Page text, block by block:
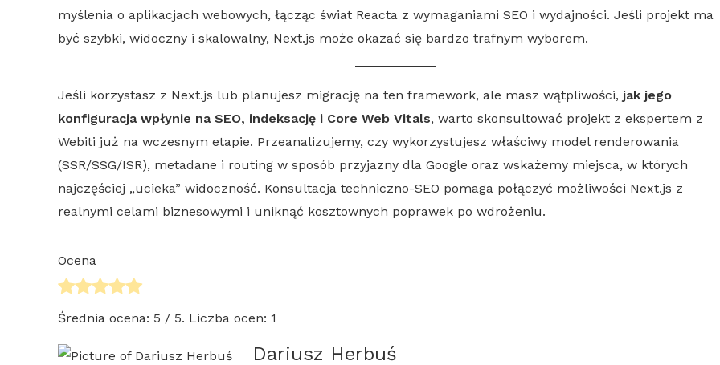
myślenia o aplikacjach webowych, łącząc świat Reacta z wymaganiami SEO i wydajności. Jeśli projekt ma
być szybki, widoczny i skalowalny, Next.js może okazać się bardzo trafnym wyborem.
Jeśli korzystasz z Next.js lub planujesz migrację na ten framework, ale masz wątpliwości, jak jego
konfiguracja wpłynie na SEO, indeksację i Core Web Vitals, warto skonsultować projekt z ekspertem z
Webiti już na wczesnym etapie. Przeanalizujemy, czy wykorzystujesz właściwy model renderowania
(SSR/SSG/ISR), metadane i routing w sposób przyjazny dla Google oraz wskażemy miejsca, w których
najczęściej „ucieka” widoczność. Konsultacja techniczno-SEO pomaga połączyć możliwości Next.js z
realnymi celami biznesowymi i uniknąć kosztownych poprawek po wdrożeniu.
Ocena
Średnia ocena: 5 / 5. Liczba ocen: 1
Dariusz Herbuś